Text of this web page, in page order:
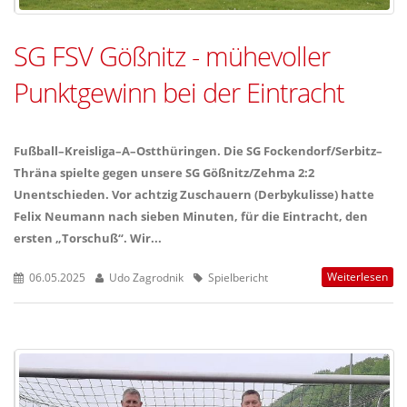
SG FSV Gößnitz - mühevoller
Punktgewinn bei der Eintracht
Fußball–Kreisliga–A–Ostthüringen. Die SG Fockendorf/Serbitz–
Thräna spielte gegen unsere SG Gößnitz/Zehma 2:2
Unentschieden. Vor achtzig Zuschauern (Derbykulisse) hatte
Felix Neumann nach sieben Minuten, für die Eintracht, den
ersten „Torschuß“. Wir...
06.05.2025 Udo Zagrodnik Spielbericht Weiterlesen